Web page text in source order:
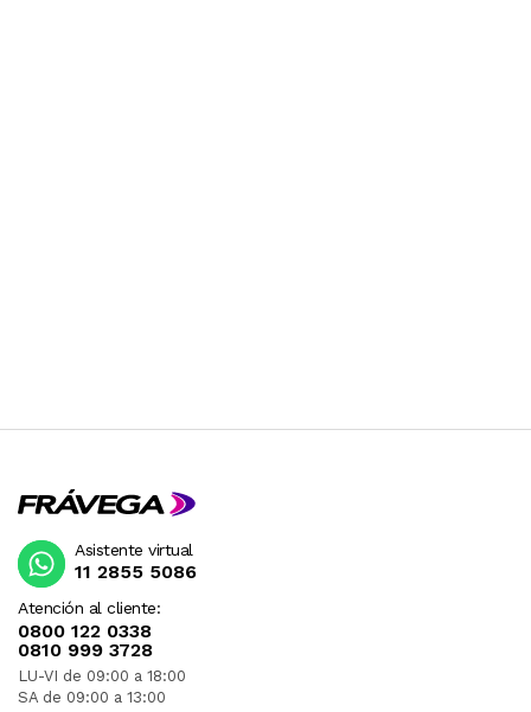
Atención al cliente:
0800 122 0338
0810 999 3728
LU-VI de 09:00 a 18:00
SA de 09:00 a 13:00
Asistente virtual
11 2855 5086